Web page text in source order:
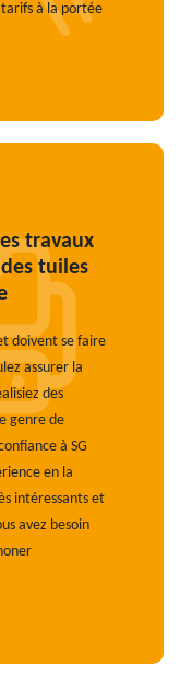
tarifs à la portée
travaux
tuiles
doivent se faire
assurer la
des
genre de
à SG
en la
intéressants et
avez besoin